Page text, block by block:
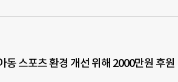
동 스포츠 환경 개선 위해 2000만원 후원